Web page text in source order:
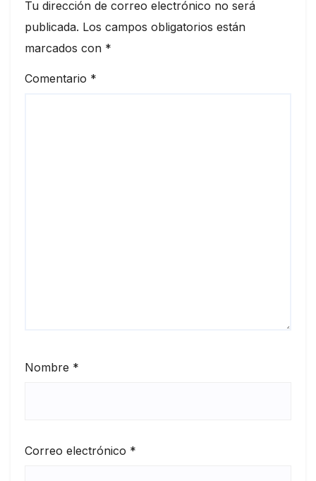
Tu dirección de correo electrónico no será
publicada. Los campos obligatorios están
marcados con *
Comentario *
Nombre *
Correo electrónico *